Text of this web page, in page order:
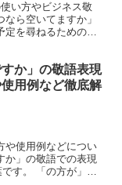
い方やビジネス敬
ら空いてますか」
定を尋ねるための言
すか」の敬語表現
用例など徹底解
や使用例などについ
か」の敬語での表現
す。 「の方が」